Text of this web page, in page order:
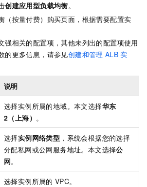
创建应用型负载均衡。
（按量付费） 购买页面，根据需要配置实
强相关的配置项，其他未列出的配置项使用
的更多信息，请参见创建和管理 ALB 实
说明
选择实例所属的地域。本文选择华东
2（上海） 。
选择实例网络类型 ，系统会根据您的选择
分配私网或公网服务地址。本文选择公
网。
选择实例所属的 VPC。